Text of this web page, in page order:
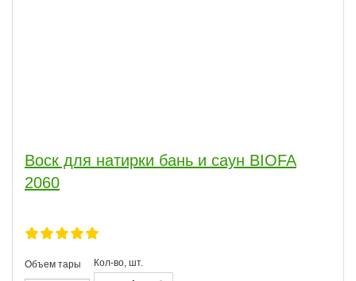
Воск для натирки бань и саун BIOFA
2060
Объем тары Кол-во, шт.